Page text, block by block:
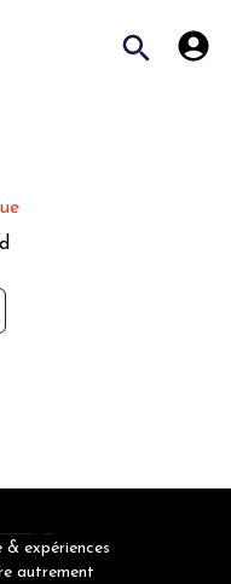
expériences
autrement